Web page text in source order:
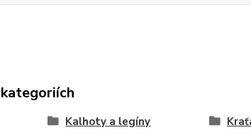
Kalhoty a legíny